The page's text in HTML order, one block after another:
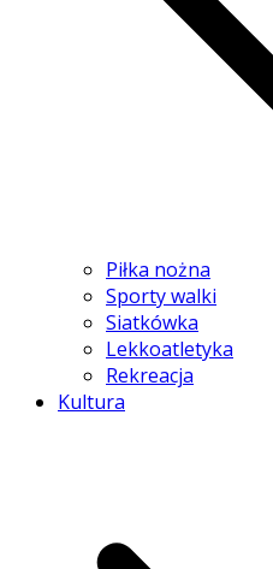
Piłka nożna
Sporty walki
Siatkówka
Lekkoatletyka
Rekreacja
Kultura